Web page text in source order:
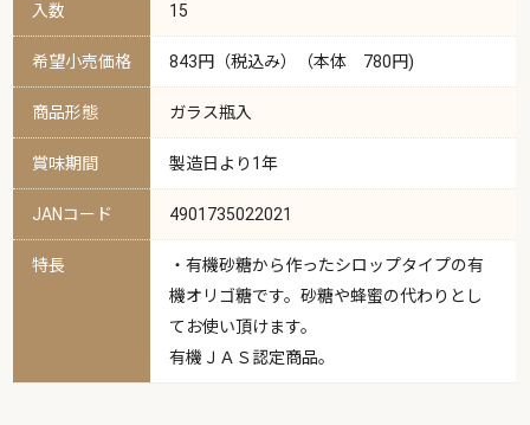
入数 15
希望小売価格 843円（税込み）（本体 780円)
商品形態 ガラス瓶入
賞味期間 製造日より1年
JANコード 4901735022021
特長
・有機砂糖から作ったシロップタイプの有
機オリゴ糖です。砂糖や蜂蜜の代わりとし
てお使い頂けます。
有機ＪＡＳ認定商品。